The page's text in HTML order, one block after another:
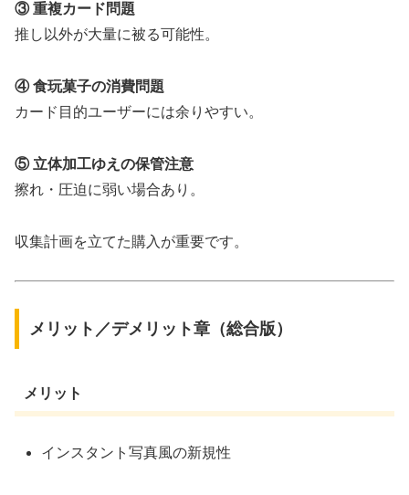
③ 重複カード問題
推し以外が大量に被る可能性。
④ 食玩菓子の消費問題
カード目的ユーザーには余りやすい。
⑤ 立体加工ゆえの保管注意
擦れ・圧迫に弱い場合あり。
収集計画を立てた購入が重要です。
メリット／デメリット章（総合版）
メリット
インスタント写真風の新規性